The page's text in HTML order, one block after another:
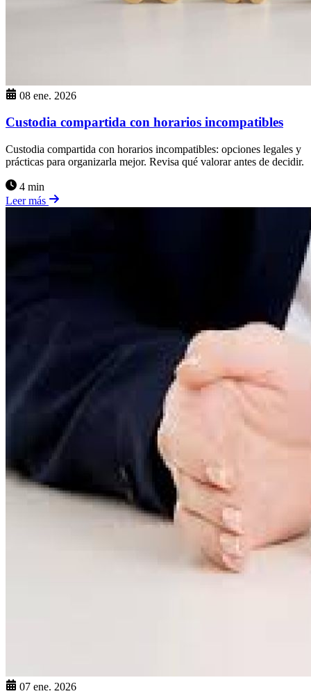
08 ene. 2026
Custodia compartida con horarios incompatibles
Custodia compartida con horarios incompatibles: opciones legales y
prácticas para organizarla mejor. Revisa qué valorar antes de decidir.
4 min
Leer más
07 ene. 2026